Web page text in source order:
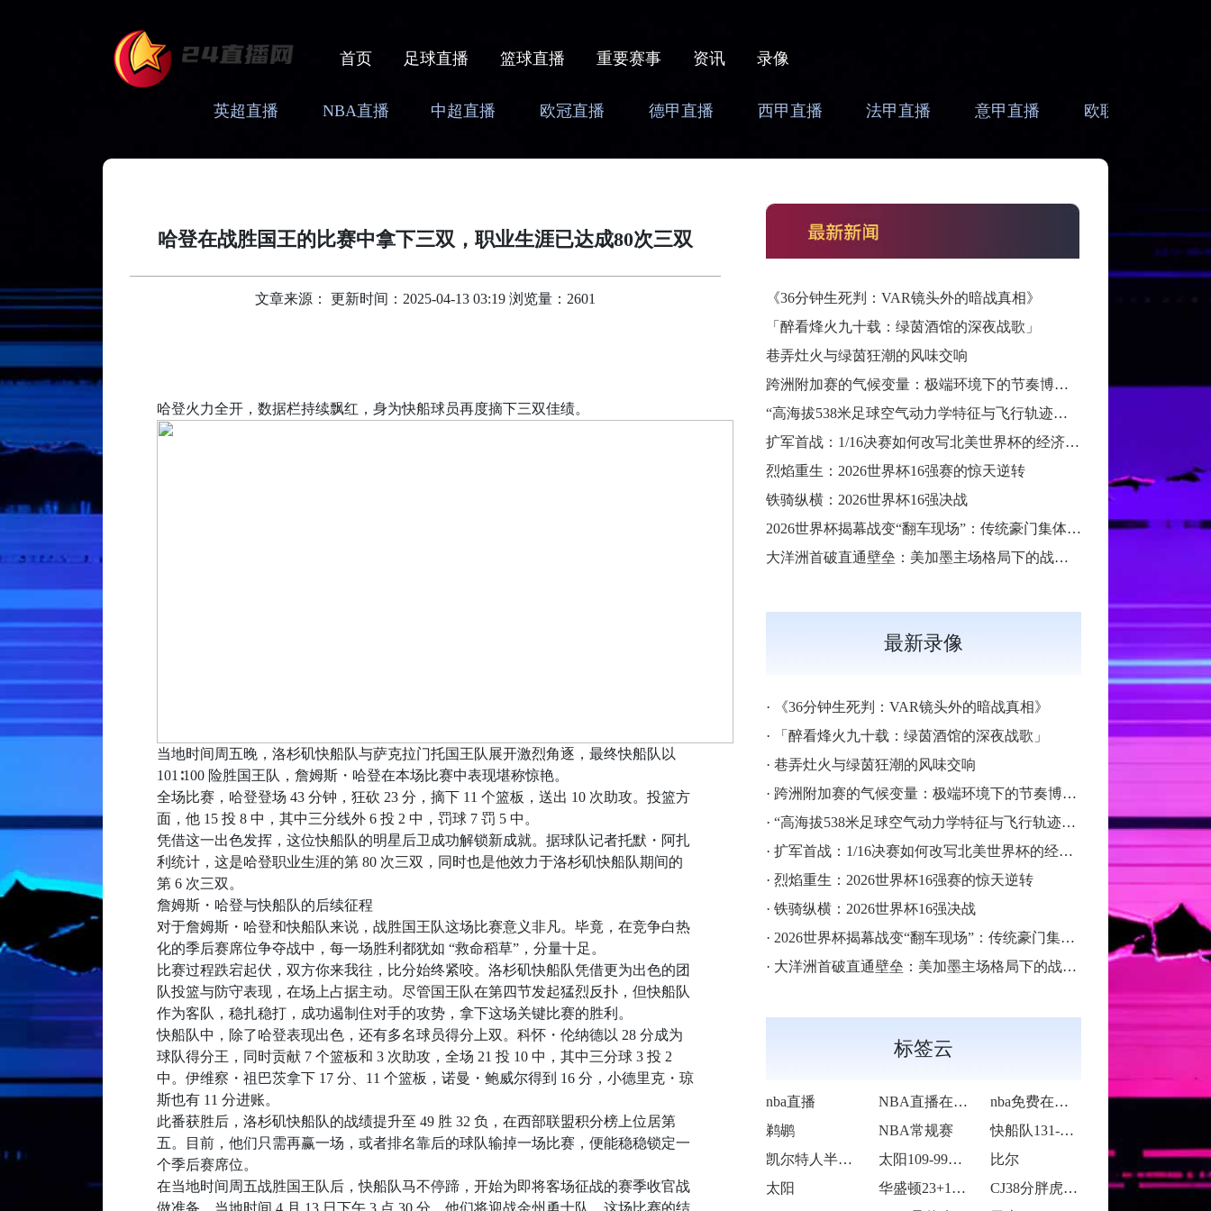
首页 足球直播 篮球直播 重要赛事 资讯 录像
英超直播 NBA直播 中超直播 欧冠直播 德甲直播 西甲直播 法甲直播 意甲直播 欧联直播
哈登在战胜国王的比赛中拿下三双，职业生涯已达成80次三双
文章来源： 更新时间：2025-04-13 03:19 浏览量：2601
哈登火力全开，数据栏持续飘红，身为快船球员再度摘下三双佳绩。
当地时间周五晚，洛杉矶快船队与萨克拉门托国王队展开激烈角逐，最终快船队以
101∶100 险胜国王队，詹姆斯・哈登在本场比赛中表现堪称惊艳。
全场比赛，哈登登场 43 分钟，狂砍 23 分，摘下 11 个篮板，送出 10 次助攻。投篮方
面，他 15 投 8 中，其中三分线外 6 投 2 中，罚球 7 罚 5 中。
凭借这一出色发挥，这位快船队的明星后卫成功解锁新成就。据球队记者托默・阿扎
利统计，这是哈登职业生涯的第 80 次三双，同时也是他效力于洛杉矶快船队期间的
第 6 次三双。
詹姆斯・哈登与快船队的后续征程
对于詹姆斯・哈登和快船队来说，战胜国王队这场比赛意义非凡。毕竟，在竞争白热
化的季后赛席位争夺战中，每一场胜利都犹如 “救命稻草”，分量十足。
比赛过程跌宕起伏，双方你来我往，比分始终紧咬。洛杉矶快船队凭借更为出色的团
队投篮与防守表现，在场上占据主动。尽管国王队在第四节发起猛烈反扑，但快船队
作为客队，稳扎稳打，成功遏制住对手的攻势，拿下这场关键比赛的胜利。
快船队中，除了哈登表现出色，还有多名球员得分上双。科怀・伦纳德以 28 分成为
球队得分王，同时贡献 7 个篮板和 3 次助攻，全场 21 投 10 中，其中三分球 3 投 2
中。伊维察・祖巴茨拿下 17 分、11 个篮板，诺曼・鲍威尔得到 16 分，小德里克・琼
斯也有 11 分进账。
此番获胜后，洛杉矶快船队的战绩提升至 49 胜 32 负，在西部联盟积分榜上位居第
五。目前，他们只需再赢一场，或者排名靠后的球队输掉一场比赛，便能稳稳锁定一
个季后赛席位。
在当地时间周五战胜国王队后，快船队马不停蹄，开始为即将客场征战的赛季收官战
做准备。当地时间 4 月 13 日下午 3 点 30 分，他们将迎战金州勇士队。这场比赛的结
《36分钟生死判：VAR镜头外的暗战真相》
「醉看烽火九十载：绿茵酒馆的深夜战歌」
巷弄灶火与绿茵狂潮的风味交响
跨洲附加赛的气候变量：极端环境下的节奏博弈与战术自适应
“高海拔538米足球空气动力学特征与飞行轨迹调控机制——以2026世界杯BBVA球场为实证场景”
扩军首战：1/16决赛如何改写北美世界杯的经济版图
烈焰重生：2026世界杯16强赛的惊天逆转
铁骑纵横：2026世界杯16强决战
2026世界杯揭幕战变“翻车现场”：传统豪门集体遇险
大洋洲首破直通壁垒：美加墨主场格局下的战术体系重构
最新录像
·
《36分钟生死判：VAR镜头外的暗战真相》
·
「醉看烽火九十载：绿茵酒馆的深夜战歌」
· 巷弄灶火与绿茵狂潮的风味交响
· 跨洲附加赛的气候变量：极端环境下的节奏博弈与战术自适应
· “高海拔538米足球空气动力学特征与飞行轨迹调控机制——以2026世界杯BBVA球场为实证场景”
· 扩军首战：1/16决赛如何改写北美世界杯的经济版图
· 烈焰重生：2026世界杯16强赛的惊天逆转
· 铁骑纵横：2026世界杯16强决战
· 2026世界杯揭幕战变“翻车现场”：传统豪门集体遇险
· 大洋洲首破直通壁垒：美加墨主场格局下的战术体系重构
标签云
nba直播 NBA直播在线观看
nba免费在线高清直播
鹈鹕
NBA常规赛
快船队131-105战胜老鹰队
凯尔特人半场65-55领先雷霆
太阳109-99力克76人
比尔
太阳
华盛顿23+14莱夫利21+15 独行侠
CJ38分胖虎被禁赛 鹈鹕123-115